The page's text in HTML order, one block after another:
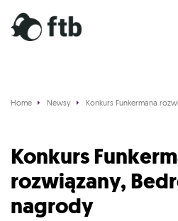
Home Newsy Konkurs Funkermana
Konkurs
rozwiązany,
nagrody